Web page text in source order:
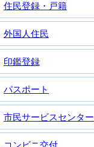
住民登録・戸籍
外国人住民
印鑑登録
パスポート
市民サービスセンター
コンビニ交付